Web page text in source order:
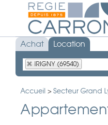
Achat Location
IRIGNY (69540)
Accueil > Secteur Grand